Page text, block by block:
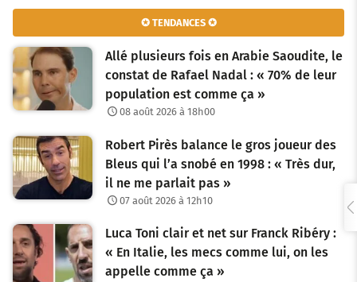
v
i
g
a
i
o
d
e
✪ TENDANCES ✪
Allé plusieurs fois en Arabie Saoudite, le
constat de Rafael Nadal : « 70% de leur
population est comme ça »
08 août 2026 à 18h00
Robert Pirès balance le gros joueur des
Bleus qui l’a snobé en 1998 : « Très dur,
il ne me parlait pas »
07 août 2026 à 12h10
Luca Toni clair et net sur Franck Ribéry :
« En Italie, les mecs comme lui, on les
appelle comme ça »